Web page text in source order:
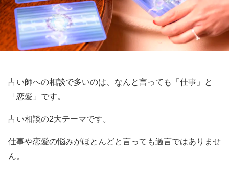
占い師への相談で多いのは、なんと言っても「仕事」と
「恋愛」です。
占い相談の2大テーマです。
仕事や恋愛の悩みがほとんどと言っても過言ではありませ
ん。